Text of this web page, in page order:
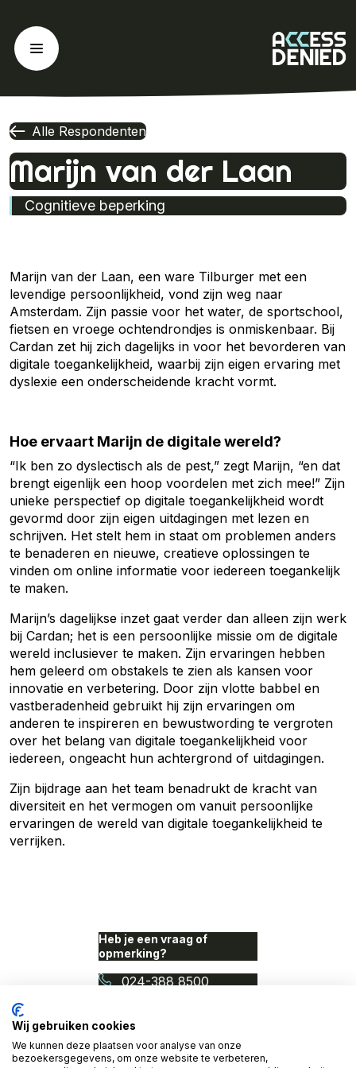
naar
inhoud
Alle Respondenten
Marijn van der Laan
Cognitieve beperking
Marijn van der Laan, een ware Tilburger met een
levendige persoonlijkheid, vond zijn weg naar
Amsterdam. Zijn passie voor het water, de sportschool,
fietsen en vroege ochtendrondjes is onmiskenbaar. Bij
Cardan zet hij zich dagelijks in voor het bevorderen van
digitale toegankelijkheid, waarbij zijn eigen ervaring met
dyslexie een onderscheidende kracht vormt.
Hoe ervaart Marijn de digitale wereld?
“Ik ben zo dyslectisch als de pest,” zegt Marijn, “en dat
brengt eigenlijk een hoop voordelen met zich mee!” Zijn
unieke perspectief op digitale toegankelijkheid wordt
gevormd door zijn eigen uitdagingen met lezen en
schrijven. Het stelt hem in staat om problemen anders
te benaderen en nieuwe, creatieve oplossingen te
vinden om online informatie voor iedereen toegankelijk
te maken.
Marijn’s dagelijkse inzet gaat verder dan alleen zijn werk
bij Cardan; het is een persoonlijke missie om de digitale
wereld inclusiever te maken. Zijn ervaringen hebben
hem geleerd om obstakels te zien als kansen voor
innovatie en verbetering. Door zijn vlotte babbel en
vastberadenheid gebruikt hij zijn ervaringen om
anderen te inspireren en bewustwording te vergroten
over het belang van digitale toegankelijkheid voor
iedereen, ongeacht hun achtergrond of uitdagingen.
Zijn bijdrage aan het team benadrukt de kracht van
diversiteit en het vermogen om vanuit persoonlijke
ervaringen de wereld van digitale toegankelijkheid te
verrijken.
Heb je een vraag of
opmerking?
024-388 8500
info@proudnerds.com
© 2026 Access Denied. Een
Wij gebruiken cookies
We kunnen deze plaatsen voor analyse van onze
bezoekersgegevens, om onze website te verbeteren,